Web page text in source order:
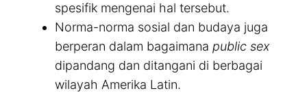
spesifik mengenai hal tersebut.
Norma-norma sosial dan budaya juga
berperan dalam bagaimana public sex
dipandang dan ditangani di berbagai
wilayah Amerika Latin.